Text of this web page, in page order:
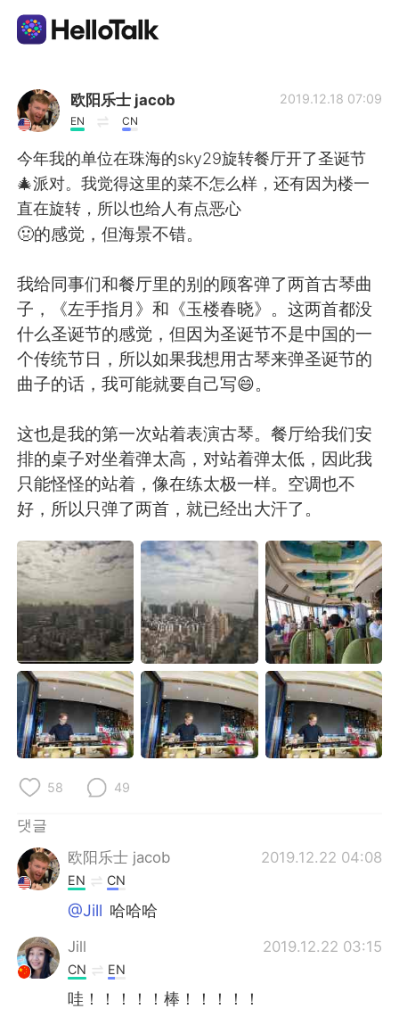
언어 교환 앱
AI Grammar Checker
한국어
繁體中文 Español
العربية Français
Русский ไทย
Indonesia Italiano
Türkçe Tiếng Việt
Português
欧阳乐士 jacob
EN CN
2019.12.18 07:09
今年我的单位在珠海的sky29旋转餐厅开了圣诞节
🎄派对。我觉得这里的菜不怎么样，还有因为楼一
直在旋转，所以也给人有点恶心
🤢的感觉，但海景不错。
我给同事们和餐厅里的别的顾客弹了两首古琴曲
子，《左手指月》和《玉楼春晓》。这两首都没
什么圣诞节的感觉，但因为圣诞节不是中国的一
个传统节日，所以如果我想用古琴来弹圣诞节的
曲子的话，我可能就要自己写😄。
这也是我的第一次站着表演古琴。餐厅给我们安
排的桌子对坐着弹太高，对站着弹太低，因此我
只能怪怪的站着，像在练太极一样。空调也不
好，所以只弹了两首，就已经出大汗了。
58 49
댓글
欧阳乐士 jacob
2019.12.22 04:08
EN CN
@Jill 哈哈哈
Jill 2019.12.22 03:15
CN EN
哇！！！！！棒！！！！！